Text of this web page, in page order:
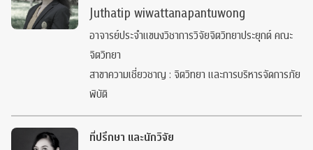
Juthatip wiwattanapantuwong
อาจารย์ประจำแขนงวิชาการวิจัยจิตวิทยาประยุกต์ คณะ
จิตวิทยา
สาขาความเชี่ยวชาญ : จิตวิทยา และการบริหารจัดการภัย
พิบัติ
ที่ปรึกษา และนักวิจัย